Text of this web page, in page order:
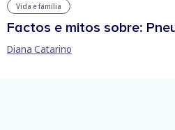
Vida e família
Factos e mitos sobre:
Diana Catarino